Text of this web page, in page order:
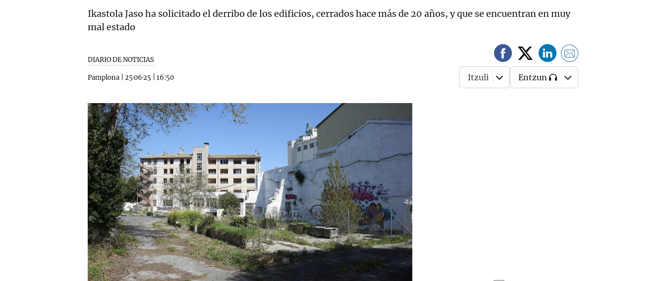
Ikastola Jaso ha solicitado el derribo de los edificios, cerrados hace más de 20 años, y que se encuentran en muy
mal estado
DIARIO DE NOTICIAS
Pamplona 25·06·25 16:50 Itzuli Entzun